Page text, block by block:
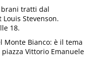
brani tratti dal
Louis Stevenson.
18.
Monte Bianco: è il tema
Vittorio Emanuele